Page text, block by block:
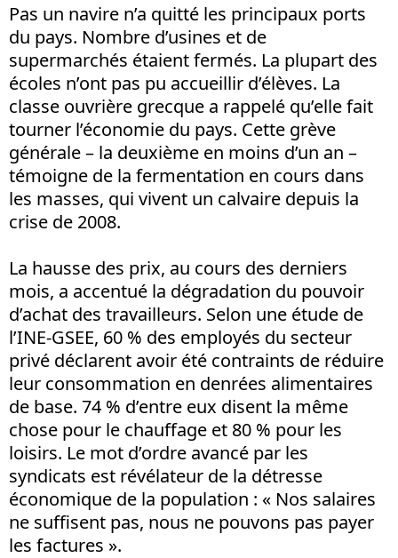
Pas un navire n’a quitté les principaux ports
du pays. Nombre d’usines et de
supermarchés étaient fermés. La plupart des
écoles n’ont pas pu accueillir d’élèves. La
classe ouvrière grecque a rappelé qu’elle fait
tourner l’économie du pays. Cette grève
générale – la deuxième en moins d’un an –
témoigne de la fermentation en cours dans
les masses, qui vivent un calvaire depuis la
crise de 2008.
La hausse des prix, au cours des derniers
mois, a accentué la dégradation du pouvoir
d’achat des travailleurs. Selon une étude de
l’INE-GSEE, 60 % des employés du secteur
privé déclarent avoir été contraints de réduire
leur consommation en denrées alimentaires
de base. 74 % d’entre eux disent la même
chose pour le chauffage et 80 % pour les
loisirs. Le mot d’ordre avancé par les
syndicats est révélateur de la détresse
économique de la population : « Nos salaires
ne suffisent pas, nous ne pouvons pas payer
les factures ».